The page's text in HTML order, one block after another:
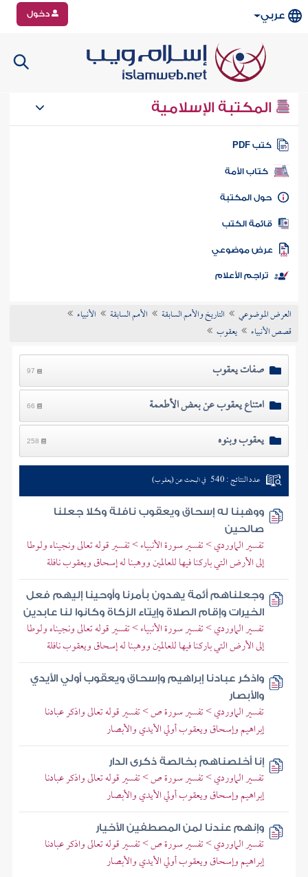
عربي دخول
المكتبة الإسلامية
كتب PDF
كتاب الأمة
المكتبة
الكتب
موضوعي
تراجم الأعلام
العرض الموضوعي التاريخ والأمم السابقة الأمم السابقة
الأنبياء
قصص الأنبياء
يعقوب
صفات يعقوب 97
امتناع يعقوب عن بعض الأطعمة 66
يعقوب وبنوه 258
عدد النتائج : 540 في البحث عن (يعقوب)
ووهبنا له إسحاق ويعقوب نافلة وكلا جعلنا
صالحين
تفسير الماوردي > تفسير سورة الأنبياء > تفسير قوله تعالى ونجيناه ولوطا
إلى الأرض التي باركنا فيها للعالمين ووهبنا له إسحاق ويعقوب نافلة
وجعلناهم أئمة يهدون بأمرنا وأوحينا إليهم فعل
الخيرات وإقام الصلاة وإيتاء الزكاة وكانوا لنا عابدين
تفسير الماوردي > تفسير سورة الأنبياء > تفسير قوله تعالى ونجيناه ولوطا
إلى الأرض التي باركنا فيها للعالمين ووهبنا له إسحاق ويعقوب نافلة
واذكر عبادنا إبراهيم وإسحاق ويعقوب أولي الأيدي
والأبصار
تفسير الماوردي > تفسير سورة ص > تفسير قوله تعالى واذكر عبادنا
إبراهيم وإسحاق ويعقوب أولي الأيدي والأبصار
إنا أخلصناهم بخالصة ذكرى الدار
تفسير الماوردي > تفسير سورة ص > تفسير قوله تعالى واذكر عبادنا
إبراهيم وإسحاق ويعقوب أولي الأيدي والأبصار
وإنهم عندنا لمن المصطفين الأخيار
تفسير الماوردي > تفسير سورة ص > تفسير قوله تعالى واذكر عبادنا
إبراهيم وإسحاق ويعقوب أولي الأيدي والأبصار